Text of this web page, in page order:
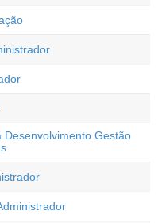
Desenvolvimento Gestão